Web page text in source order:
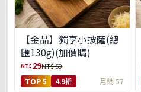
【金品】獨享小披薩(總
匯130g)(加價購)
NT$ 29NT$ 59
TOP 5 4.9折 月銷 57